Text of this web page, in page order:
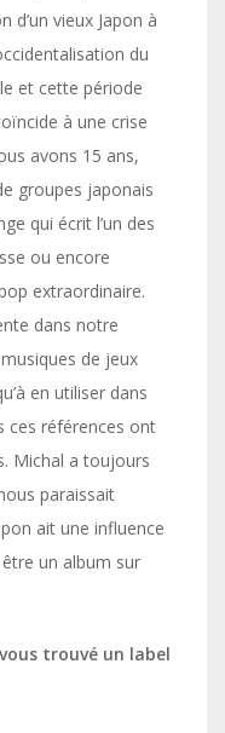
d’un vieux Japon à
du
et cette période
à une crise
avons 15 ans,
groupes japonais
qui écrit l’un des
ou encore
extraordinaire.
dans notre
de jeux
en utiliser dans
ces références ont
Michal a toujours
paraissait
ait une influence
un album sur
trouvé un label